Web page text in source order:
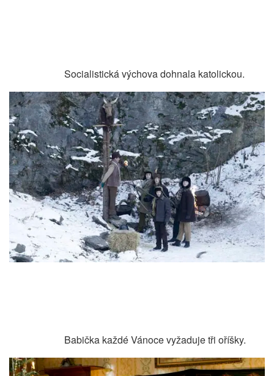
Socialistická výchova dohnala katolickou.
Babička každé Vánoce vyžaduje tři oříšky.